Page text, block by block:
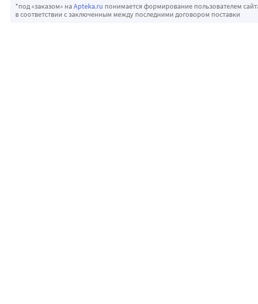
*под «заказом» на Apteka.ru понимается формирование пользователем
в соответствии с заключенным между последними договором поставки